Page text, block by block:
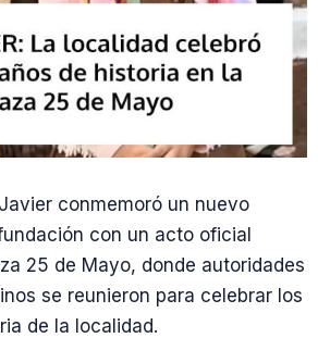
conmemoró un nuevo
con un acto oficial
25 de Mayo, donde autoridades
se reunieron para celebrar los
de la localidad.